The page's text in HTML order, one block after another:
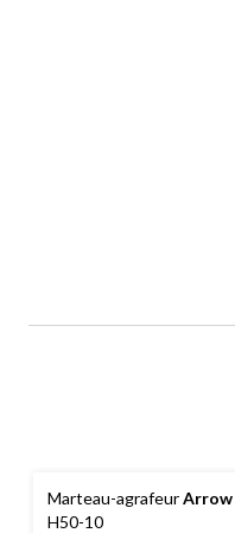
Marteau-agrafeurArrow
H50-10